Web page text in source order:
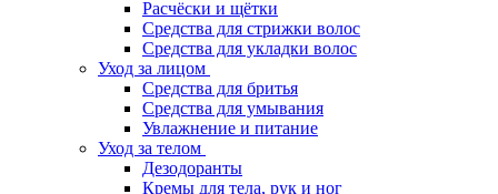
Расчёски и щётки
Средства для стрижки волос
Средства для укладки волос
Уход за лицом
Средства для бритья
Средства для умывания
Увлажнение и питание
Уход за телом
Дезодоранты
Кремы для тела, рук и ног